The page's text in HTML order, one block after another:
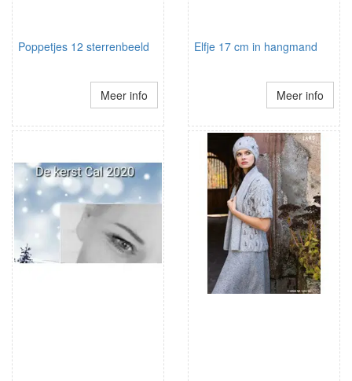
Poppetjes 12 sterrenbeeld
Meer info
Elfje 17 cm in hangmand
Meer info